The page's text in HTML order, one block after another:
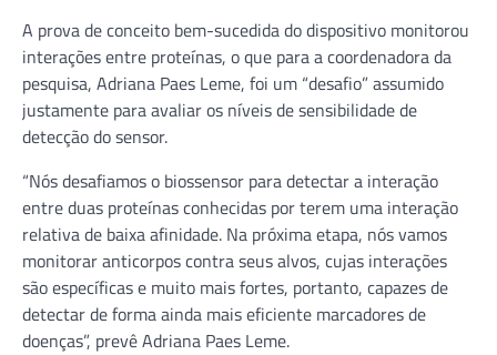
A prova de conceito bem-sucedida do dispositivo monitorou
interações entre proteínas, o que para a coordenadora da
pesquisa, Adriana Paes Leme, foi um “desafio” assumido
justamente para avaliar os níveis de sensibilidade de
detecção do sensor.
“Nós desafiamos o biossensor para detectar a interação
entre duas proteínas conhecidas por terem uma interação
relativa de baixa afinidade. Na próxima etapa, nós vamos
monitorar anticorpos contra seus alvos, cujas interações
são específicas e muito mais fortes, portanto, capazes de
detectar de forma ainda mais eficiente marcadores de
doenças”, prevê Adriana Paes Leme.